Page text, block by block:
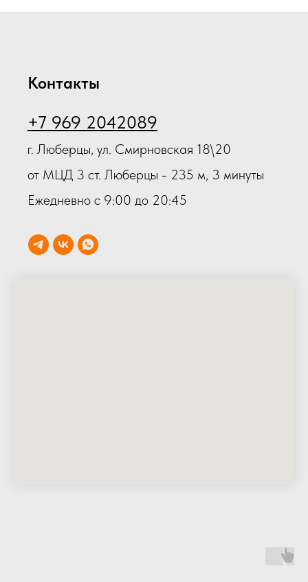
Контакты
+7 969 2042089
г. Люберцы, ул. Смирновская 18\20
от МЦД 3 ст. Люберцы - 235 м, 3 минуты
Ежедневно с 9:00 до 20:45